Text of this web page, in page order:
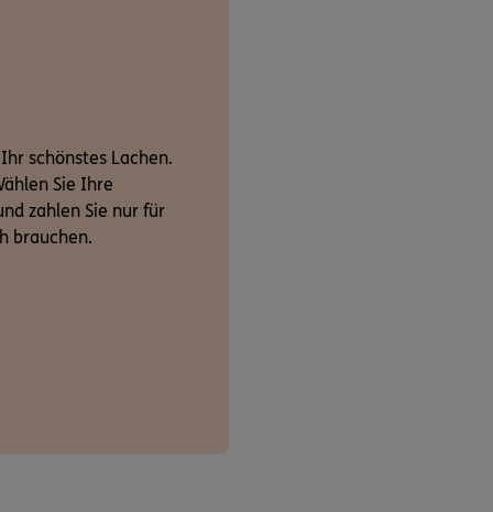
schönstes Lachen.
Sie Ihre
zahlen Sie nur für
brauchen.